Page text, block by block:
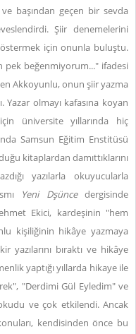
ve başından geçen bir sevda
Şiir denemelerini
için onunla buluştu.
pek beğenmiyorum..." ifadesi
Akkoyunlu, onun şiir yazma
Yazar olmayı kafasına koyan
üniversite yıllarında hiç
Samsun Eğitim Enstitüsü
kitaplardan damıttıklarını
yazılarla okuyucularla
Yeni Dşüncedergisinde
Ekici, kardeşinin "hem
kişiliğinin hikâye yazmaya
bıraktı ve hikâye
yaptığı yıllarda hikaye ile
"Derdimi Gül Eyledim" ve
ve çok etkilendi. Ancak
kendisinden önce bu